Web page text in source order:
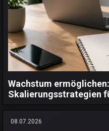
Wachstum
Skalierungsstrategien
08.07.2026